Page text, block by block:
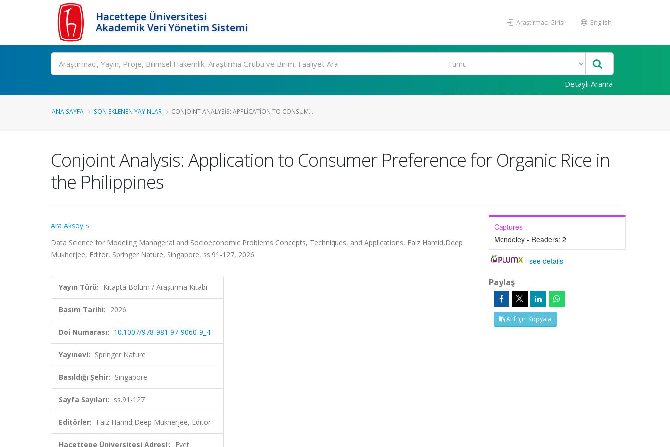
Hacettepe Üniversitesi
Akademik Veri Yönetim Sistemi
Araştırmacı Girişi English
Ara
Detaylı Arama
ANA SAYFA SON EKLENEN YAYINLAR CONJOINT ANALYSIS: APPLICATION TO CONSUM...
Conjoint Analysis: Application to Consumer Preference for Organic Rice in
the Philippines
Ara Aksoy S.
Data Science for Modeling Managerial and Socioeconomic Problems Concepts, Techniques, and Applications, Faiz Hamid,Deep
Mukherjee, Editör, Springer Nature, Singapore, ss.91-127, 2026
Yayın Türü: Kitapta Bölüm / Araştırma Kitabı
Basım Tarihi: 2026
Doi Numarası: 10.1007/978-981-97-9060-9_4
Yayınevi: Springer Nature
Basıldığı Şehir: Singapore
Sayfa Sayıları: ss.91-127
Editörler: Faiz Hamid,Deep Mukherjee, Editör
Hacettepe Üniversitesi Adresli: Evet
Captures
Mendeley - Readers: 2
-see details
Paylaş
Atıf İçin Kopyala